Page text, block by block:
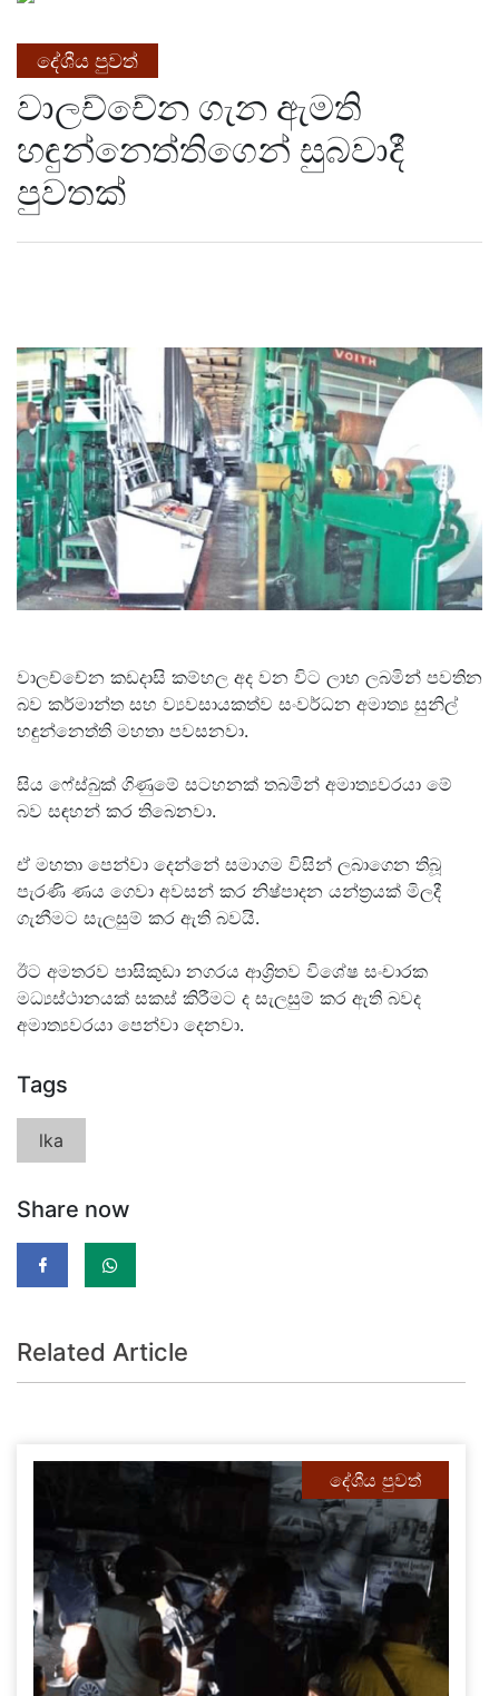
දේශීය පුවත්
වාලච්චේන ගැන ඇමති
හඳුන්නෙත්තිගෙන් සුබවාදී
පුවතක්
වාලච්චේන කඩදාසි කම්හල අද වන විට ලාභ ලබමින් පවතින
බව කර්මාන්ත සහ ව්‍යවසායකත්ව සංවර්ධන අමාත්‍ය සුනිල්
හඳුන්නෙත්ති මහතා පවසනවා.
සිය ෆේස්බුක් ගිණුමේ සටහනක් තබමින් අමාත්‍යවරයා මේ
බව සඳහන් කර තිබෙනවා.
ඒ මහතා පෙන්වා දෙන්නේ සමාගම විසින් ලබාගෙන තිබූ
පැරණි ණය ගෙවා අවසන් කර නිෂ්පාදන යන්ත්‍රයක් මිලදී
ගැනීමට සැලසුම් කර ඇති බවයි.
ඊට අමතරව පාසිකුඩා නගරය ආශ්‍රිතව විශේෂ සංචාරක
මධ්‍යස්ථානයක් සකස් කිරීමට ද සැලසුම් කර ඇති බවද
අමාත්‍යවරයා පෙන්වා දෙනවා.
Tags
lka
Share now
Related Article
දේශීය පුවත්